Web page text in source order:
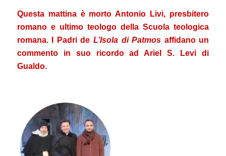
Questa mattina è morto Antonio Livi, presbitero
romano e ultimo teologo della Scuola teologica
romana. I Padri de L’Isola di Patmos affidano un
commento in suo ricordo ad Ariel S. Levi di
Gualdo.